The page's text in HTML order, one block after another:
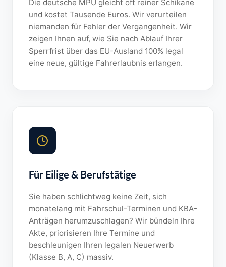
Die deutsche MPU gleicht oft reiner Schikane
und kostet Tausende Euros. Wir verurteilen
niemanden für Fehler der Vergangenheit. Wir
zeigen Ihnen auf, wie Sie nach Ablauf Ihrer
Sperrfrist über das EU-Ausland 100% legal
eine neue, gültige Fahrerlaubnis erlangen.
Für Eilige & Berufstätige
Sie haben schlichtweg keine Zeit, sich
monatelang mit Fahrschul-Terminen und KBA-
Anträgen herumzuschlagen? Wir bündeln Ihre
Akte, priorisieren Ihre Termine und
beschleunigen Ihren legalen Neuerwerb
(Klasse B, A, C) massiv.